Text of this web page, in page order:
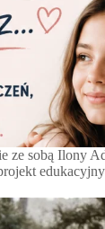
ze sobą Ilony